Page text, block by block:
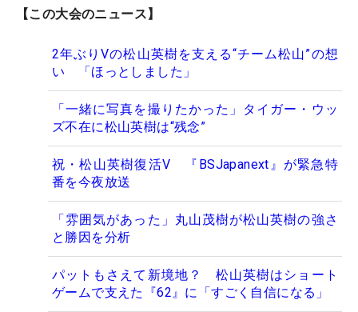
【この大会のニュース】
2年ぶりVの松山英樹を支える“チーム松山”の想
い 「ほっとしました」
「一緒に写真を撮りたかった」タイガー・ウッ
ズ不在に松山英樹は“残念”
祝・松山英樹復活V 『BSJapanext』が緊急特
番を今夜放送
「雰囲気があった」丸山茂樹が松山英樹の強さ
と勝因を分析
パットもさえて新境地？ 松山英樹はショート
ゲームで支えた『62』に「すごく自信になる」